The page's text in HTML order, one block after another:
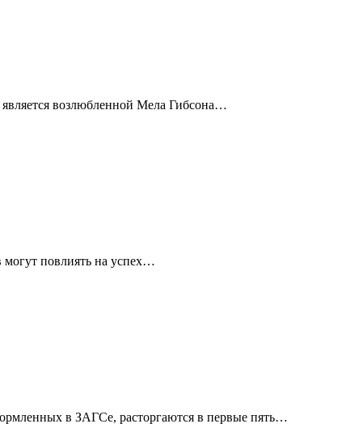
возлюбленной Мела Гибсона…
могут повлиять на успех…
в ЗАГСе, расторгаются в первые пять…